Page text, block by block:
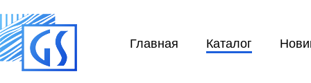
Главная Каталог